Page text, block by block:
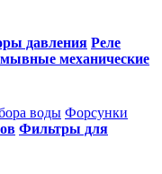
давления Реле
механические
воды Форсунки
Фильтры для